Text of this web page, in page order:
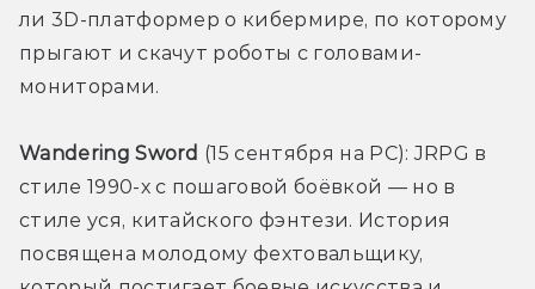
ли 3D-платформер о кибермире, по которому
прыгают и скачут роботы с головами-
мониторами.
Wandering Sword (15 сентября на PC): JRPG в
стиле 1990-х с пошаговой боёвкой — но в
стиле уся, китайского фэнтези. История
посвящена молодому фехтовальщику,